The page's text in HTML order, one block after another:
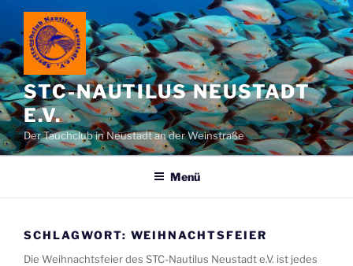
Zum
Inhalt
springen
STC-NAUTILUS NEUSTADT
E.V.
Der Tauchclub in Neustadt an der Weinstraße
Menü
SCHLAGWORT: WEIHNACHTSFEIER
Die Weihnachtsfeier des STC-Nautilus Neustadt e.V. ist jedes